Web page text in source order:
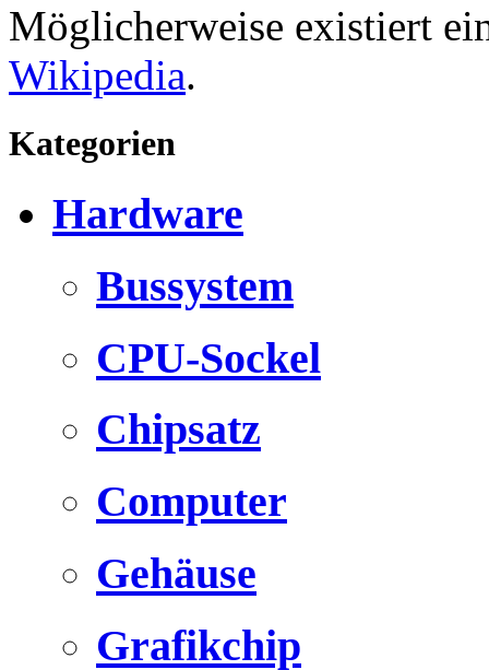
Möglicherweise existiert
Wikipedia.
Kategorien
Hardware
Bussystem
CPU-Sockel
Chipsatz
Computer
Gehäuse
Grafikchip